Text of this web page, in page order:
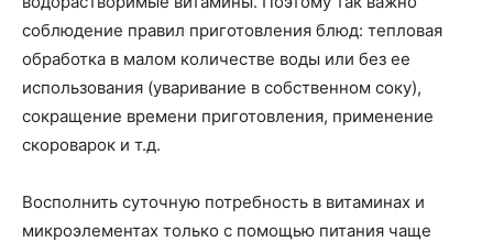
соблюдение правил приготовления блюд: тепловая
обработка в малом количестве воды или без ее
использования (уваривание в собственном соку),
сокращение времени приготовления, применение
скороварок и т.д.
Восполнить суточную потребность в витаминах и
микроэлементах только с помощью питания чаще